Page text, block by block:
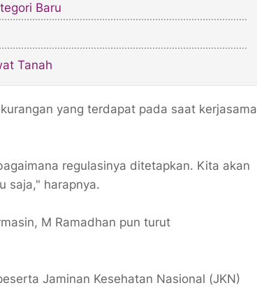
Baru
Tanah
yang terdapat pada saat kerjasama
regulasinya ditetapkan. Kita akan
saja," harapnya.
M Ramadhan pun turut
Jaminan Kesehatan Nasional (JKN)